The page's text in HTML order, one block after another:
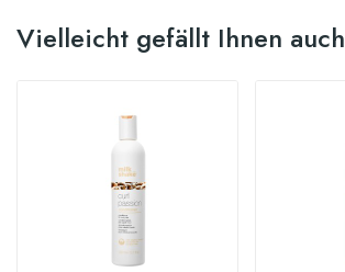
Vielleicht gefällt Ihnen auch